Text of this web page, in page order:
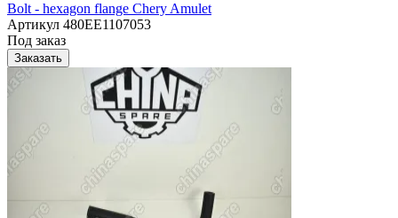
Bolt - hexagon flange Chery Amulet
Артикул 480EE1107053
Под заказ
Заказать